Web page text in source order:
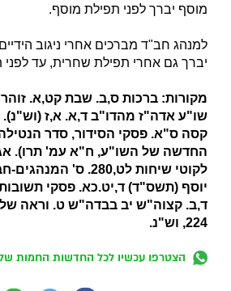
מוסף יברך לפני תפילת מוסף.
למנהג חב"ד מברכים אחרי ניגוב
יברך גם אחרי תפילת שחרית, עד
מקורות: ברכות ס,ב. שבת קט,א.
שו"ע אדה"ז מהדו"ב ד,א. א,ז (וש"נ).
קסה ס"א. פסקי הסידור, סדר
החדשה של השו"ע, ח"א עמ' תרו).
יוסף (תשס"ד) ד,יט.כא. פסקי
224, וש"נ.
הצטרפו עכשיו לכל החדשות החמות